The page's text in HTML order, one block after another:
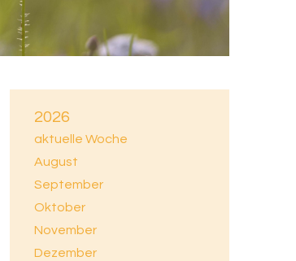
2026
aktuelle Woche
August
September
Oktober
November
Dezember